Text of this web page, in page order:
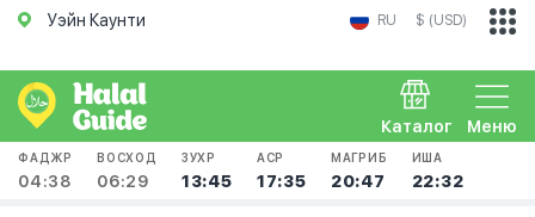
Уэйн Каунти RU $ (USD)
Меню
Каталог
ФАДЖР
04:38
ВОСХОД
06:29
ЗУХР
13:45
АСР
17:35
МАГРИБ
20:47
ИША
22:32